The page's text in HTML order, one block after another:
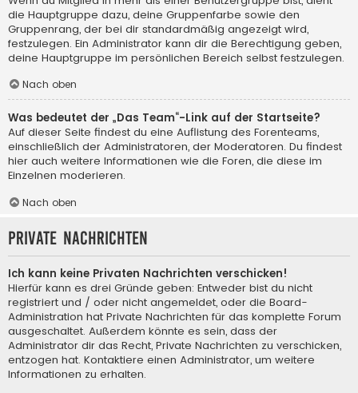
die Hauptgruppe dazu, deine Gruppenfarbe sowie den
Gruppenrang, der bei dir standardmäßig angezeigt wird,
festzulegen. Ein Administrator kann dir die Berechtigung geben,
deine Hauptgruppe im persönlichen Bereich selbst festzulegen.
Nach oben
Was bedeutet der „Das Team“-Link auf der Startseite?
Auf dieser Seite findest du eine Auflistung des Forenteams,
einschließlich der Administratoren, der Moderatoren. Du findest
hier auch weitere Informationen wie die Foren, die diese im
Einzelnen moderieren.
Nach oben
Private Nachrichten
Ich kann keine Privaten Nachrichten verschicken!
Hierfür kann es drei Gründe geben: Entweder bist du nicht
registriert und / oder nicht angemeldet, oder die Board-
Administration hat Private Nachrichten für das komplette Forum
ausgeschaltet. Außerdem könnte es sein, dass der
Administrator dir das Recht, Private Nachrichten zu verschicken,
entzogen hat. Kontaktiere einen Administrator, um weitere
Informationen zu erhalten.